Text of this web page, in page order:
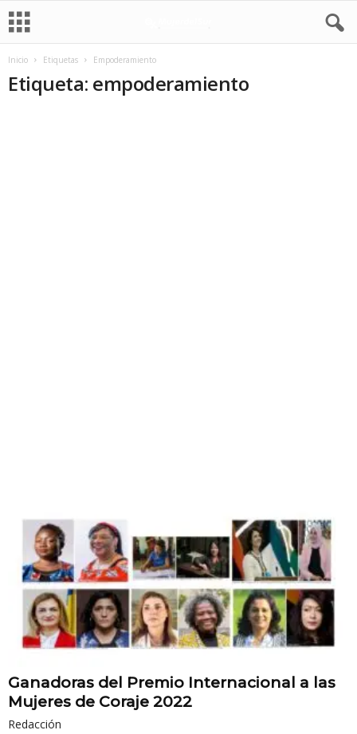
Inicio Etiquetas Empoderamiento
Etiqueta: empoderamiento
Ganadoras del Premio Internacional a las
Mujeres de Coraje 2022
Redacción